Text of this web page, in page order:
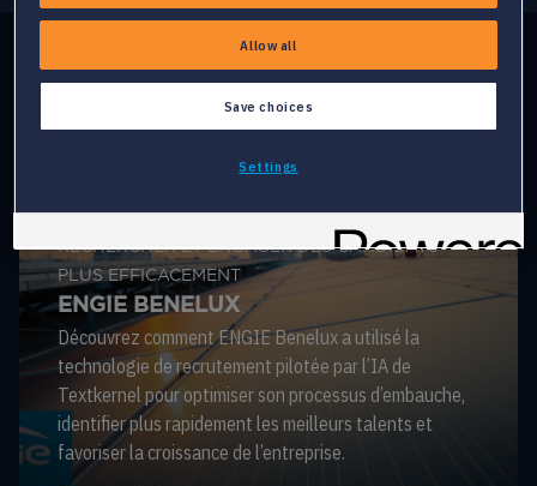
CUSTOMER SUCCESS STORIES
Consultez nos derniers articles sur les organisations de
premier plan qui transforment leurs processus de
RECHERCHER ET ENGAGER DES CANDIDATS
PLUS EFFICACEMENT
ENGIE BENELUX
Découvrez comment ENGIE Benelux a utilisé la
technologie de recrutement pilotée par l’IA de
Textkernel pour optimiser son processus d’embauche,
identifier plus rapidement les meilleurs talents et
favoriser la croissance de l’entreprise.
Allow all
Save choices
Settings